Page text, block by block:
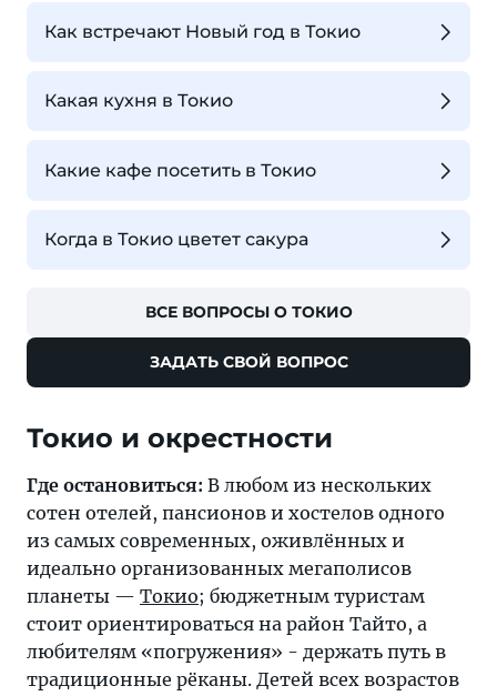
Как встречают Новый год в Токио
Какая кухня в Токио
Какие кафе посетить в Токио
Когда в Токио цветет сакура
ВСЕ ВОПРОСЫ О ТОКИО
ЗАДАТЬ СВОЙ ВОПРОС
Токио и окрестности
Где остановиться: В любом из нескольких
сотен отелей, пансионов и хостелов одного
из самых современных, оживлённых и
идеально организованных мегаполисов
планеты — Токио; бюджетным туристам
стоит ориентироваться на район Тайто, а
любителям «погружения» - держать путь в
традиционные рёканы. Детей всех возрастов